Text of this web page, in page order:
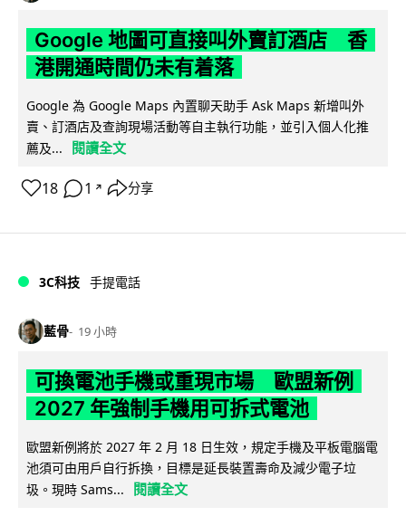
Google 地圖可直接叫外賣訂酒店 香
港開通時間仍未有着落
Google 為 Google Maps 內置聊天助手 Ask Maps 新增叫外
賣、訂酒店及查詢現場活動等自主執行功能，並引入個人化推
薦及...
閱讀全文
18 1 ↗ 分享
3C科技 手提電話
藍骨 19 小時
可換電池手機或重現市場 歐盟新例
2027 年強制手機用可拆式電池
歐盟新例將於 2027 年 2 月 18 日生效，規定手機及平板電腦電
池須可由用戶自行拆換，目標是延長裝置壽命及減少電子垃
圾。現時 Sams...
閱讀全文